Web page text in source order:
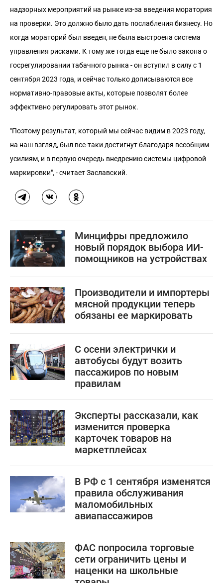
надзорных мероприятий на рынке из-за введения моратория
на проверки. Это должно было дать послабления бизнесу. Но
когда мораторий был введен, не была выстроена система
управления рисками. К тому же тогда еще не было закона о
госрегулировании табачного рынка - он вступил в силу с 1
сентября 2023 года, и сейчас только дописываются все
нормативно-правовые акты, которые позволят более
эффективно регулировать этот рынок.
"Поэтому результат, который мы сейчас видим в 2023 году,
на наш взгляд, был все-таки достигнут благодаря всеобщим
усилиям, и в первую очередь внедрению системы цифровой
маркировки", - считает Заславский.
Минцифры предложило
новый порядок выбора ИИ-
помощников на устройствах
Производители и импортеры
мясной продукции теперь
обязаны ее маркировать
С осени электрички и
автобусы будут возить
пассажиров по новым
правилам
Эксперты рассказали, как
изменится проверка
карточек товаров на
маркетплейсах
В РФ с 1 сентября изменятся
правила обслуживания
маломобильных
авиапассажиров
ФАС попросила торговые
сети ограничить цены и
наценки на школьные